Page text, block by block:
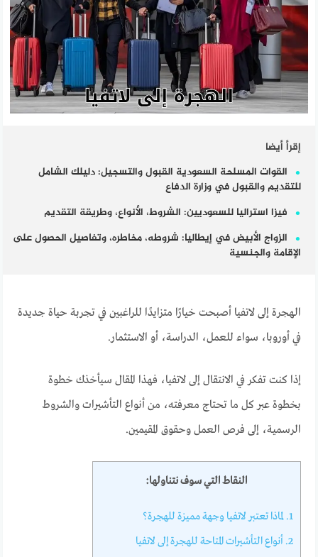
إقرأ أيضا
القوات المسلحة السعودية القبول والتسجيل: دليلك الشامل
للتقديم والقبول في وزارة الدفاع
فيزا استراليا للسعوديين: الشروط، الأنواع، وطريقة التقديم
الزواج الأبيض في إيطاليا: شروطه، مخاطره، وتفاصيل الحصول على
الإقامة والجنسية
الهجرة إلى لاتفيا أصبحت خيارًا متزايدًا للراغبين في تجربة حياة جديدة
في أوروبا، سواء للعمل، الدراسة، أو الاستثمار.
إذا كنت تفكر في الانتقال إلى لاتفيا، فهذا المقال سيأخذك خطوة
بخطوة عبر كل ما تحتاج معرفته، من أنواع التأشيرات والشروط
الرسمية، إلى فرص العمل وحقوق المقيمين.
النقاط التي سوف نتناولها:
1. لماذا تعتبر لاتفيا وجهة مميزة للهجرة؟
2. أنواع التأشيرات المتاحة للهجرة إلى لاتفيا